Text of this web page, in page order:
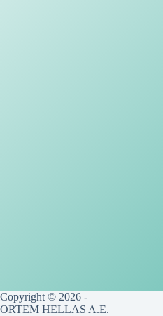
Copyright © 2026 -
ORTEM HELLAS A.E.